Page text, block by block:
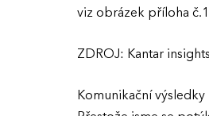
viz obrázek příloha č.1
ZDROJ: Kantar
Komunikační výsledky